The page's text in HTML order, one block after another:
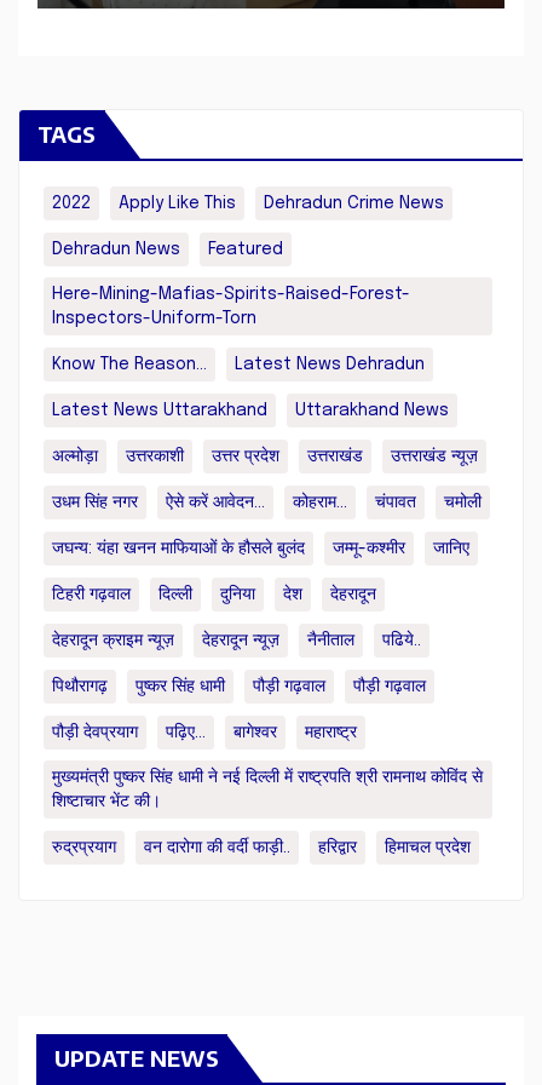
TAGS
2022 Apply Like This Dehradun Crime News
Dehradun News Featured
Here-Mining-Mafias-Spirits-Raised-Forest-
Inspectors-Uniform-Torn
Know The Reason... Latest News Dehradun
Latest News Uttarakhand Uttarakhand News
अल्मोड़ा उत्तरकाशी उत्तर प्रदेश उत्तराखंड उत्तराखंड न्यूज़
उधम सिंह नगर ऐसे करें आवेदन... कोहराम... चंपावत चमोली
जघन्य: यंहा खनन माफियाओं के हौसले बुलंद जम्मू-कश्मीर जानिए
टिहरी गढ़वाल दिल्ली दुनिया देश देहरादून
देहरादून क्राइम न्यूज़ देहरादून न्यूज़ नैनीताल पढिये..
पिथौरागढ़ पुष्कर सिंह धामी पौड़ी गढ़वाल पौड़ी गढ़वाल
पौड़ी देवप्रयाग पढ़िए... बागेश्वर महाराष्ट्र
मुख्यमंत्री पुष्कर सिंह धामी ने नई दिल्ली में राष्ट्रपति श्री रामनाथ कोविंद से
शिष्टाचार भेंट की।
रुद्रप्रयाग वन दारोगा की वर्दी फाड़ी.. हरिद्वार हिमाचल प्रदेश
UPDATE NEWS